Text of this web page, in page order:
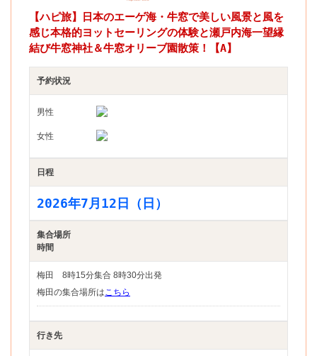
【ハピ旅】日本のエーゲ海・牛窓で美しい風景と風を
感じ本格的ヨットセーリングの体験と瀬戸内海一望縁
結び牛窓神社＆牛窓オリーブ園散策！【A】
予約状況
男性
女性
日程
2026年7月12日（日）
集合場所
時間
梅田 8時15分集合 8時30分出発
梅田の集合場所はこちら
行き先